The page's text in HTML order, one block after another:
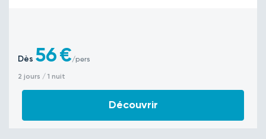
Dès 56€/pers
2 jours / 1 nuit
Découvrir